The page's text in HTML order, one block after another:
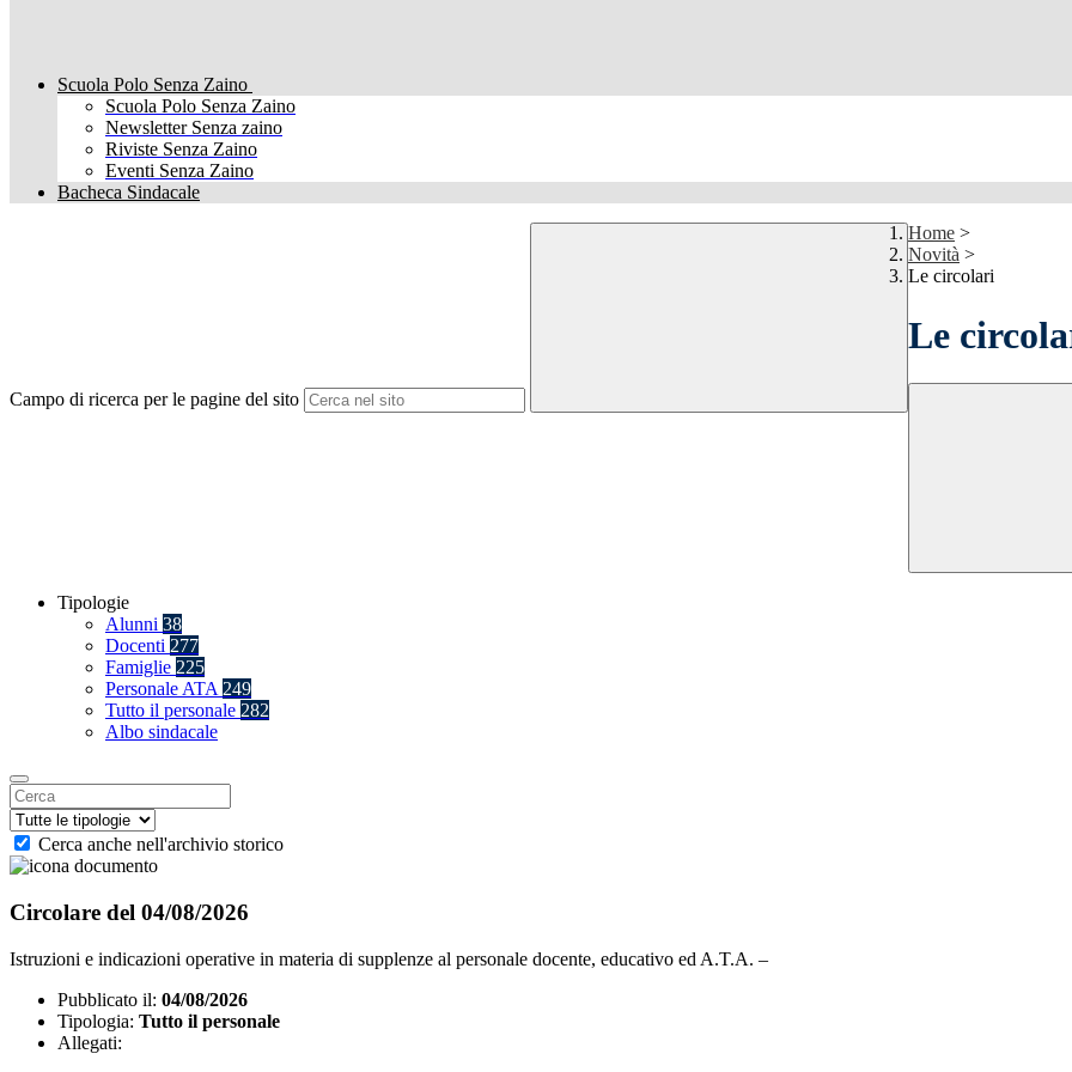
Scuola Polo Senza Zaino
Scuola Polo Senza Zaino
Newsletter Senza zaino
Riviste Senza Zaino
Eventi Senza Zaino
Bacheca Sindacale
Campo di ricerca per le pagine del sito
Home >
Novità >
Le circolari
Le
Tipologie
Alunni 38
Docenti 277
Famiglie 225
Personale ATA 249
Tutto il personale 282
Albo sindacale
Cerca anche nell'archivio storico
Circolare del 04/08/2026
Istruzioni e indicazioni operative in materia di supplenze al personale docente, educativo ed A.T.A. –
Pubblicato il: 04/08/2026
Tipologia: Tutto il personale
Allegati: